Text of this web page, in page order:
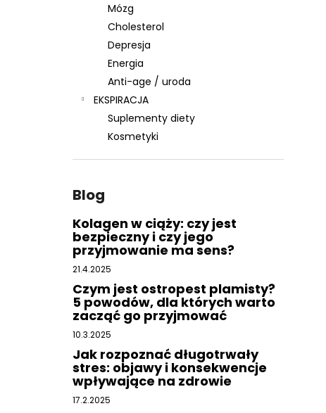
Mózg
Cholesterol
Depresja
Energia
Anti-age / uroda
EKSPIRACJA
Suplementy diety
Kosmetyki
Blog
Kolagen w ciąży: czy jest
bezpieczny i czy jego
przyjmowanie ma sens?
21.4.2025
Czym jest ostropest plamisty?
5 powodów, dla których warto
zacząć go przyjmować
10.3.2025
Jak rozpoznać długotrwały
stres: objawy i konsekwencje
wpływające na zdrowie
17.2.2025